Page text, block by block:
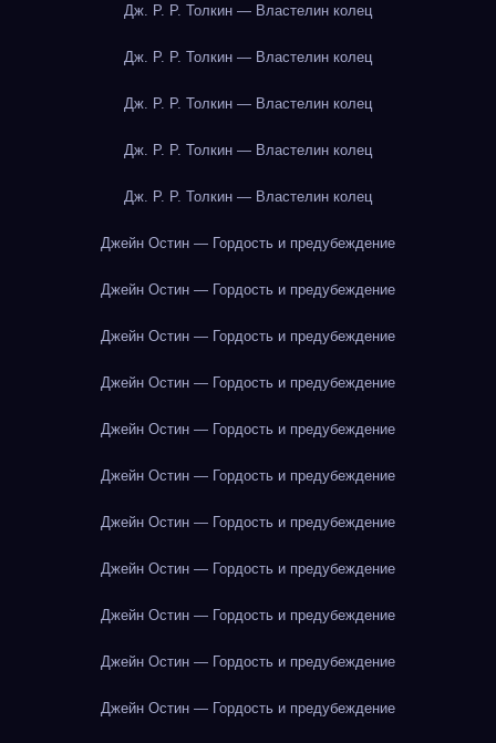
Дж. Р. Р. Толкин — Властелин колец
Дж. Р. Р. Толкин — Властелин колец
Дж. Р. Р. Толкин — Властелин колец
Дж. Р. Р. Толкин — Властелин колец
Дж. Р. Р. Толкин — Властелин колец
Джейн Остин — Гордость и предубеждение
Джейн Остин — Гордость и предубеждение
Джейн Остин — Гордость и предубеждение
Джейн Остин — Гордость и предубеждение
Джейн Остин — Гордость и предубеждение
Джейн Остин — Гордость и предубеждение
Джейн Остин — Гордость и предубеждение
Джейн Остин — Гордость и предубеждение
Джейн Остин — Гордость и предубеждение
Джейн Остин — Гордость и предубеждение
Джейн Остин — Гордость и предубеждение